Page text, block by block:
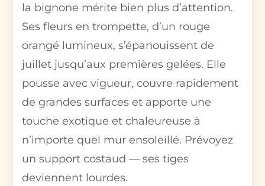
la bignone mérite bien plus d’attention.
Ses fleurs en trompette, d’un rouge
orangé lumineux, s’épanouissent de
juillet jusqu’aux premières gelées. Elle
pousse avec vigueur, couvre rapidement
de grandes surfaces et apporte une
touche exotique et chaleureuse à
n’importe quel mur ensoleillé. Prévoyez
un support costaud — ses tiges
deviennent lourdes.